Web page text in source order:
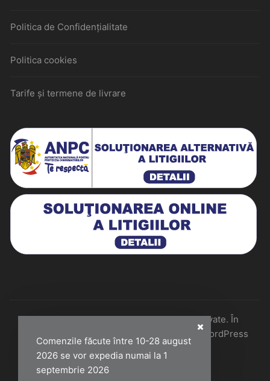
Comenzile făcute între 10-28 august
2026 se vor expedia numai la 1
septembrie 2026
Politica de Confidențialitate
Politica cookies
Tarife și termene de livrare
Historiarum 2026 - Toate drepturile rezervate. În
colaborare cu Perfect Pixel & Mentenanță WordPress